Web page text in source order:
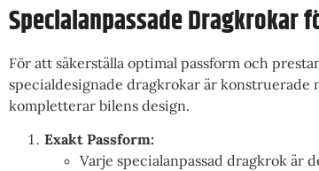
Specialanpassade Dragkrokar
För att säkerställa optimal passform och
specialdesignade dragkrokar är
kompletterar bilens design.
Exakt Passform:
Varje specialanpassad dragkrok är